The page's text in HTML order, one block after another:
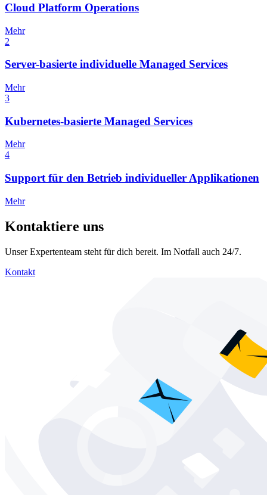
Cloud Platform Operations
Mehr
2
Server-basierte individuelle Managed Services
Mehr
3
Kubernetes-basierte Managed Services
Mehr
4
Support für den Betrieb individueller Applikationen
Mehr
Kontaktiere uns
Unser Expertenteam steht für dich bereit. Im Notfall auch 24/7.
Kontakt